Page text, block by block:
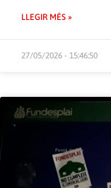
LLEGIR MÉS »
27/05/2026 - 15:46:50